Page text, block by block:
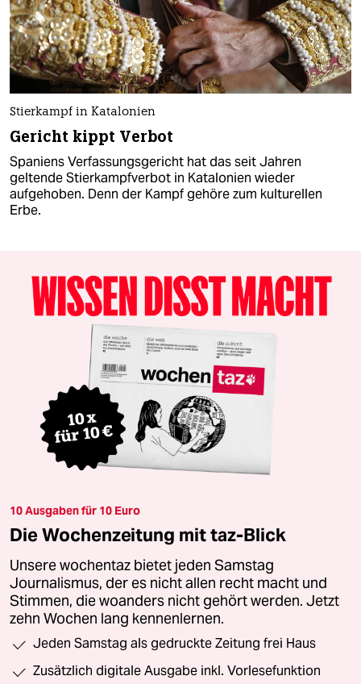
Stierkampf in Katalonien
Gericht kippt Verbot
Spaniens Verfassungsgericht hat das seit Jahren
geltende Stierkampfverbot in Katalonien wieder
aufgehoben. Denn der Kampf gehöre zum kulturellen
Erbe.
10 Ausgaben für 10 Euro
Die Wochenzeitung mit taz-Blick
Unsere wochentaz bietet jeden Samstag
Journalismus, der es nicht allen recht macht und
Stimmen, die woanders nicht gehört werden. Jetzt
zehn Wochen lang kennenlernen.
Jeden Samstag als gedruckte Zeitung frei Haus
Zusätzlich digitale Ausgabe inkl. Vorlesefunktion